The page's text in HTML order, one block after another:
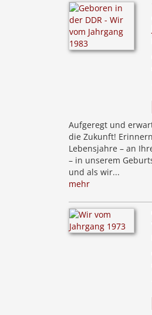
Aufgeregt und
die Zukunft!
Lebensjahre – an
– in unserem
und als wir...
mehr